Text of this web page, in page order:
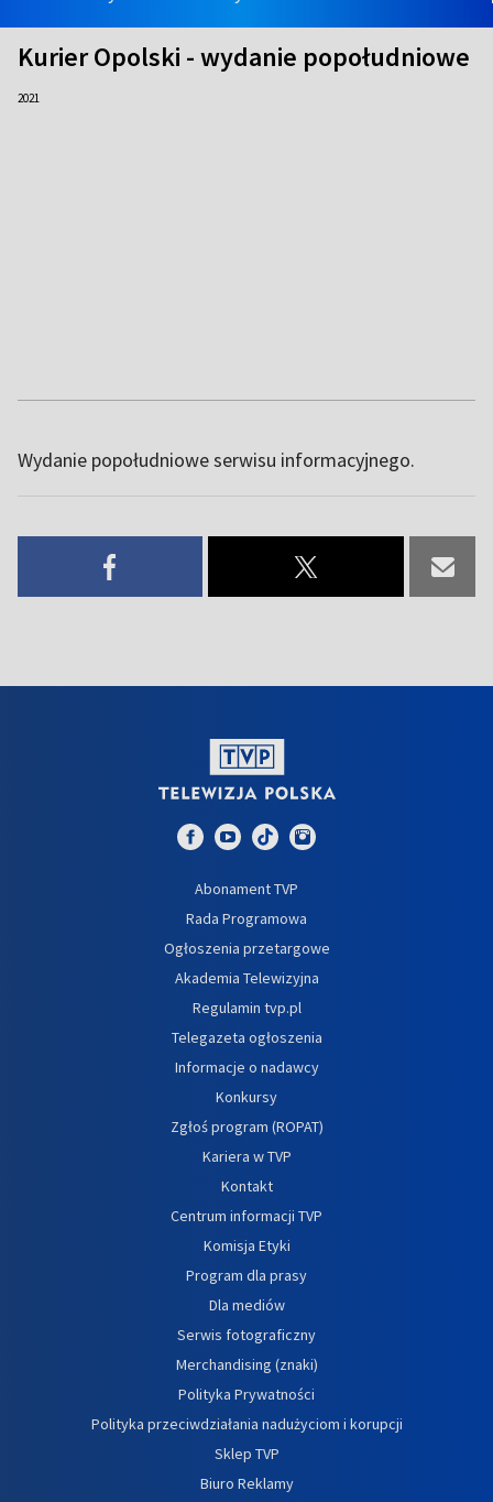
Kurier Opolski - wydanie popołudniowe
2021
Wydanie popołudniowe serwisu informacyjnego.
Abonament TVP
Rada Programowa
Ogłoszenia przetargowe
Akademia Telewizyjna
Regulamin tvp.pl
Telegazeta ogłoszenia
Informacje o nadawcy
Konkursy
Zgłoś program (ROPAT)
Kariera w TVP
Kontakt
Centrum informacji TVP
Komisja Etyki
Program dla prasy
Dla mediów
Serwis fotograficzny
Merchandising (znaki)
Polityka Prywatności
Polityka przeciwdziałania nadużyciom i korupcji
Sklep TVP
Biuro Reklamy